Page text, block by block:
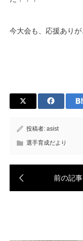
今大会も、応援あり
投稿者: asist
選手育成だより